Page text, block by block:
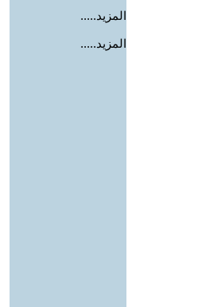
المزيد.....
المزيد.....